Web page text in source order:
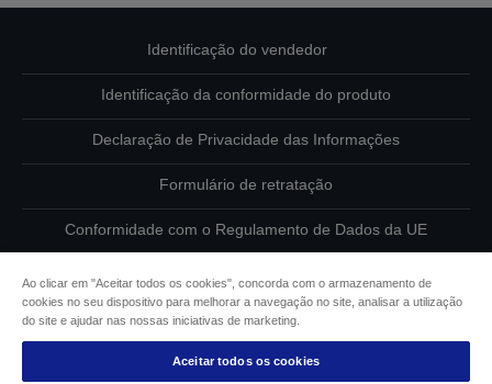
Identificação do vendedor
Identificação da conformidade do produto
Declaração de Privacidade das Informações
Formulário de retratação
Conformidade com o Regulamento de Dados da UE
Informações sobre cookies
Compromisso da Epson para com a acessibilidade
Ao clicar em "Aceitar todos os cookies", concorda com o armazenamento de
cookies no seu dispositivo para melhorar a navegação no site, analisar a utilização
do site e ajudar nas nossas iniciativas de marketing.
Aceitar todos os cookies